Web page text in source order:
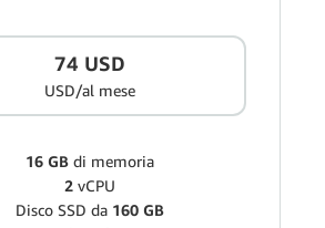
74 USD
USD/al mese
16 GB di memoria
2 vCPU
Disco SSD da 160 GB